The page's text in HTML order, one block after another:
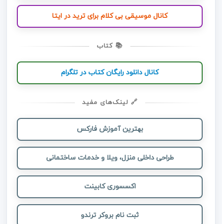
کانال موسیقی بی کلام برای ترید در ایتا
📚 کتاب
کانال دانلود رایگان کتاب در تلگرام
🔗 لینک‌های مفید
بهترین آموزش فارکس
طراحی داخلی منزل، ویلا و خدمات ساختمانی
اکسسوری کابینت
ثبت نام بروکر ترندو